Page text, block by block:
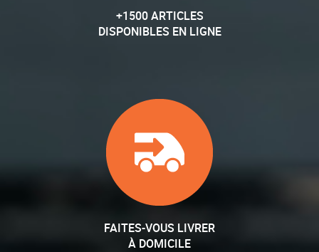
+1500 ARTICLES
DISPONIBLES EN LIGNE
FAITES-VOUS LIVRER
À DOMICILE